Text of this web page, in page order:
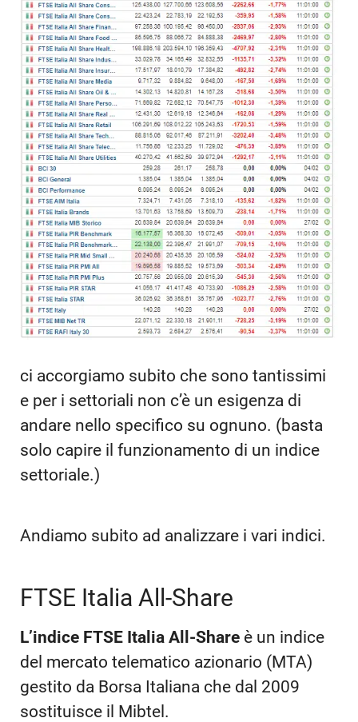
ci accorgiamo subito che sono tantissimi
e per i settoriali non c’è un esigenza di
andare nello specifico su ognuno. (basta
solo capire il funzionamento di un indice
settoriale.)
Andiamo subito ad analizzare i vari indici.
FTSE Italia All-Share
L’indice FTSE Italia All-Share è un indice
del mercato telematico azionario (MTA)
gestito da Borsa Italiana che dal 2009
sostituisce il Mibtel.